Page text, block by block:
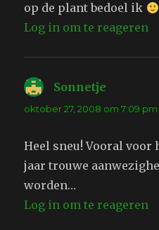
op de plant bedoel ik
Log in om te reageren
Sonnetje
oktober 27, 2008 om 7:09 pm
Heel sneu! Vooral voor
jaar trouwe
worden…
Log in om te reageren